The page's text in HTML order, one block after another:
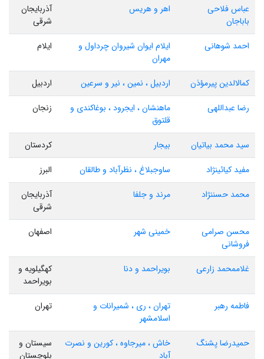
عباس فلاحی
باباجان
اهر و هریس
آذربایجان
شرقی
احمد شوهانی
ایلام ایوان شیروان چرداول و
مهران
ایلام
کمالالدین پیرمؤذن اردبیل ، نمین ، نیر و سرعین
اردبیل
رضا عبداللهی
ماهنشان ، ایجرود ، بوغاکندی و
قلتوق
زنجان
سید محمد بیاتیان بیجار
کردستان
مفید کیائینژاد
ساوجبلاغ ، نظرآباد و طالقان
البرز
محمد حسننژاد
مرند و جلفا
آذربایجان
شرقی
محسن صرامی
فروشانی
خمینی شهر اصفهان
غلاممحمد زارعی بویراحمد و دنا
کهگیلویه و
بویراحمد
فاطمه رهبر
تهران ، ری ، شمیرانات و
اسلامشهر
تهران
حمیدرضا پشنگ
خاش ، میرجاوه ، کورین و نصرت
آباد
سیستان و
بلوچستان